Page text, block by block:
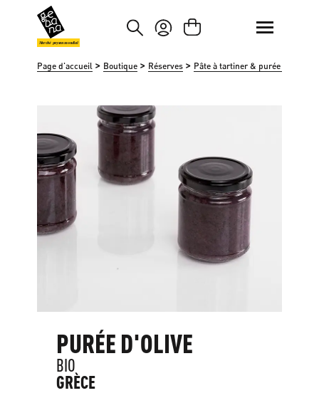
au contenu principal
Passer à la recherche
Marché paysan mondial
Page d'accueil > Boutique > Réserves > Pâte à tartiner & purée de noix
Ignorer la galerie d'images
PURÉE D'OLIVE
BIO
GRÈCE